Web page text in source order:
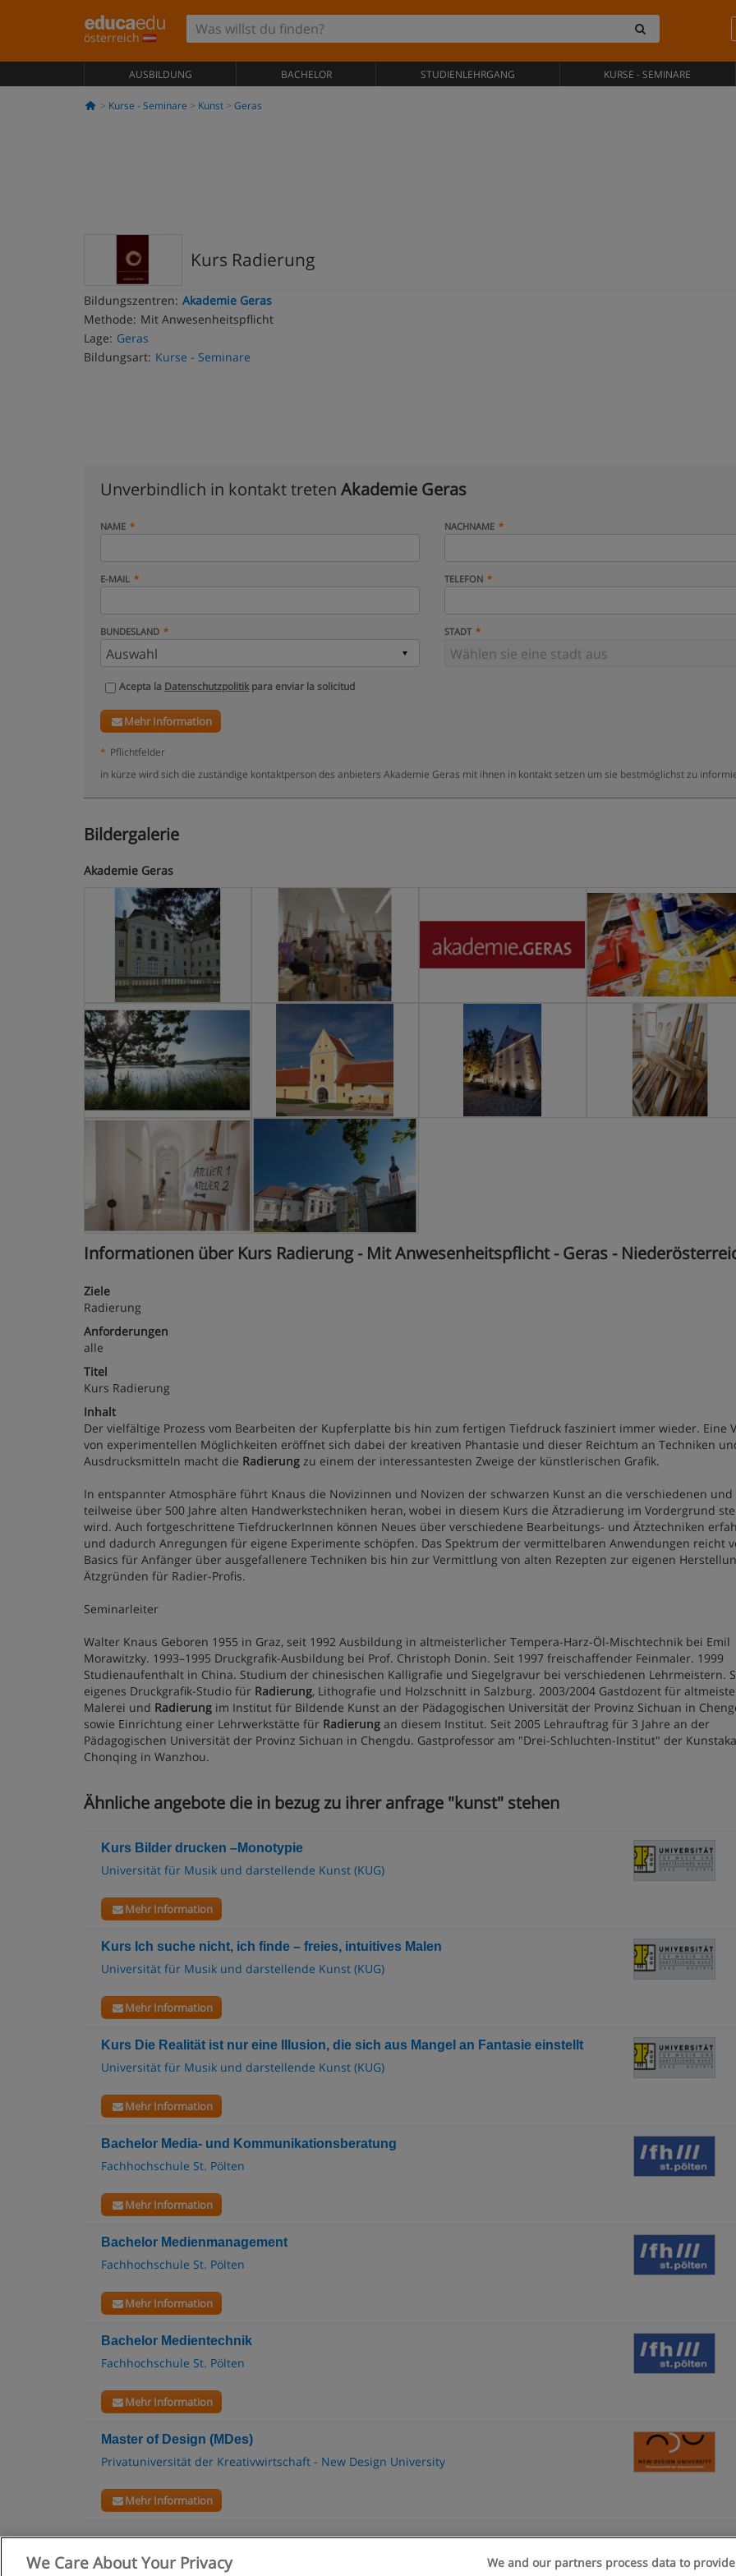
österreich
AUSBILDUNG BACHELOR STUDIENLEHRGANG KURSE - SEMINARE
Kurse - Seminare Kunst Geras
Kurs Radierung
Bildungszentren: Akademie Geras
Methode: Mit Anwesenheitspflicht
Lage: Geras
Bildungsart: Kurse - Seminare
Unverbindlich in kontakt treten Akademie Geras
NAME NACHNAME
E-MAIL TELEFON
BUNDESLAND STADT
Acepta la Datenschutzpolitikpara enviar la solicitud
Mehr Information
* Pflichtfelder
in kürze wird sich die zuständige kontaktperson des anbieters Akademie Geras mit ihnen in kontakt setzen um sie bestmöglichst zu
Bildergalerie
Akademie Geras
Informationen über Kurs Radierung - Mit Anwesenheitspflicht - Geras -
Ziele
Radierung
Anforderungen
alle
Titel
Kurs Radierung
Inhalt
Der vielfältige Prozess vom Bearbeiten der Kupferplatte bis hin zum fertigen Tiefdruck fasziniert immer wieder. Eine
von experimentellen Möglichkeiten eröffnet sich dabei der kreativen Phantasie und dieser Reichtum an Techniken
Ausdrucksmitteln macht die Radierung zu einem der interessantesten Zweige der künstlerischen Grafik.
In entspannter Atmosphäre führt Knaus die Novizinnen und Novizen der schwarzen Kunst an die verschiedenen und
teilweise über 500 Jahre alten Handwerkstechniken heran, wobei in diesem Kurs die Ätzradierung im Vordergrund
wird. Auch fortgeschrittene TiefdruckerInnen können Neues über verschiedene Bearbeitungs- und Ätztechniken
und dadurch Anregungen für eigene Experimente schöpfen. Das Spektrum der vermittelbaren Anwendungen reicht
Basics für Anfänger über ausgefallenere Techniken bis hin zur Vermittlung von alten Rezepten zur eigenen
Ätzgründen für Radier-Profis.
Seminarleiter
Walter Knaus Geboren 1955 in Graz, seit 1992 Ausbildung in altmeisterlicher Tempera-Harz-Öl-Mischtechnik bei Emil
Morawitzky. 1993–1995 Druckgrafik-Ausbildung bei Prof. Christoph Donin. Seit 1997 freischaffender Feinmaler. 1999
Studienaufenthalt in China. Studium der chinesischen Kalligrafie und Siegelgravur bei verschiedenen Lehrmeistern.
eigenes Druckgrafik-Studio für Radierung, Lithografie und Holzschnitt in Salzburg. 2003/2004 Gastdozent für
Malerei und Radierung im Institut für Bildende Kunst an der Pädagogischen Universität der Provinz Sichuan in
sowie Einrichtung einer Lehrwerkstätte für Radierung an diesem Institut. Seit 2005 Lehrauftrag für 3 Jahre an der
Pädagogischen Universität der Provinz Sichuan in Chengdu. Gastprofessor am "Drei-Schluchten-Institut" der
Chonqing in Wanzhou.
Ähnliche angebote die in bezug zu ihrer anfrage "kunst" stehen
Kurs Bilder drucken –Monotypie
Universität für Musik und darstellende Kunst (KUG)
Mehr Information
Kurs Ich suche nicht, ich finde – freies, intuitives Malen
Universität für Musik und darstellende Kunst (KUG)
Mehr Information
Kurs Die Realität ist nur eine Illusion, die sich aus Mangel an Fantasie einstellt
Universität für Musik und darstellende Kunst (KUG)
Mehr Information
Bachelor Media- und Kommunikationsberatung
Fachhochschule St. Pölten
Mehr Information
Bachelor Medienmanagement
Fachhochschule St. Pölten
Mehr Information
Bachelor Medientechnik
Fachhochschule St. Pölten
Mehr Information
Master of Design (MDes)
Privatuniversität der Kreativwirtschaft - New Design University
Mehr Information
We Care About Your Privacy We and our partners process data to